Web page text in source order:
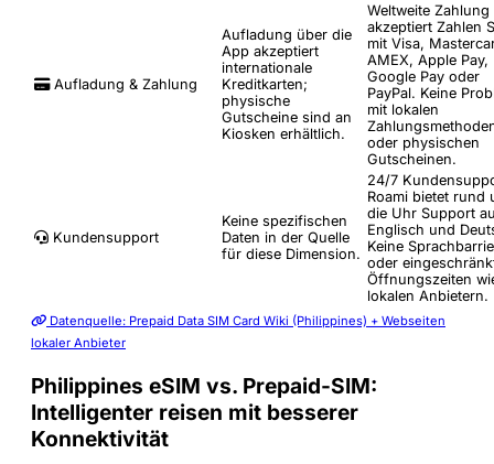
Aufladung & Zahlung
Aufladung über die
App akzeptiert
internationale
Kreditkarten;
physische
Gutscheine sind an
Kiosken erhältlich.
Weltweite Zahlung
akzeptiert Zahlen
mit Visa,
AMEX, Apple Pay,
Google Pay oder
PayPal. Keine
mit lokalen
oder physischen
Gutscheinen.
Kundensupport
Keine spezifischen
Daten in der Quelle
für diese Dimension.
24/7
Roami bietet rund
die Uhr Support
Englisch und
Keine
oder
Öffnungszeiten
lokalen Anbietern.
Datenquelle: Prepaid Data SIM Card Wiki (Philippines) + Webseiten
lokaler Anbieter
Philippines eSIM vs. Prepaid-SIM:
Intelligenter reisen mit besserer
Konnektivität